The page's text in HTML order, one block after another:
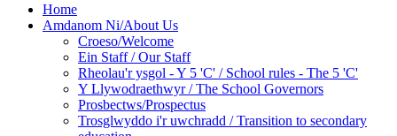
Home
Amdanom Ni/About Us
Croeso/Welcome
Ein Staff / Our Staff
Rheolau'r ysgol - Y 5 'C' / School rules - The 5 'C'
Y Llywodraethwyr / The School Governors
Prosbectws/Prospectus
Trosglwyddo i'r uwchradd / Transition to secondary